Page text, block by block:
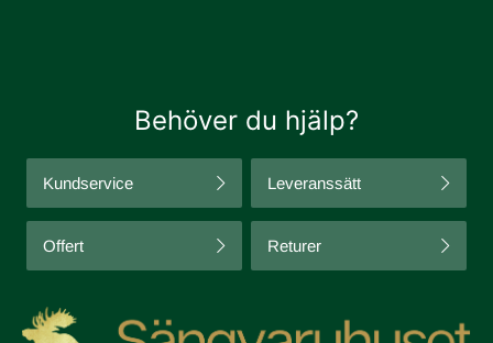
Behöver du hjälp?
Kundservice Leveranssätt
Offert Returer